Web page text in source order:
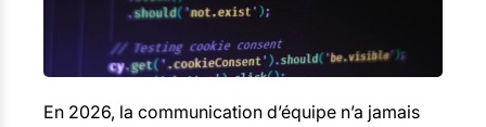
En 2026, la communication d’équipe n’a jamais